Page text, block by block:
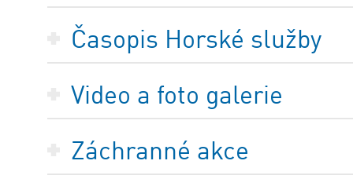
Časopis Horské služby
Video a foto galerie
Záchranné akce